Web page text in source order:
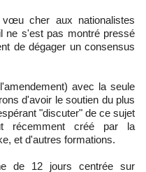
cher aux nationalistes
ne s'est pas montré pressé
de dégager un consensus
avec la seule
d'avoir le soutien du plus
"discuter" de ce sujet
récemment créé par la
et d'autres formations.
de 12 jours centrée sur